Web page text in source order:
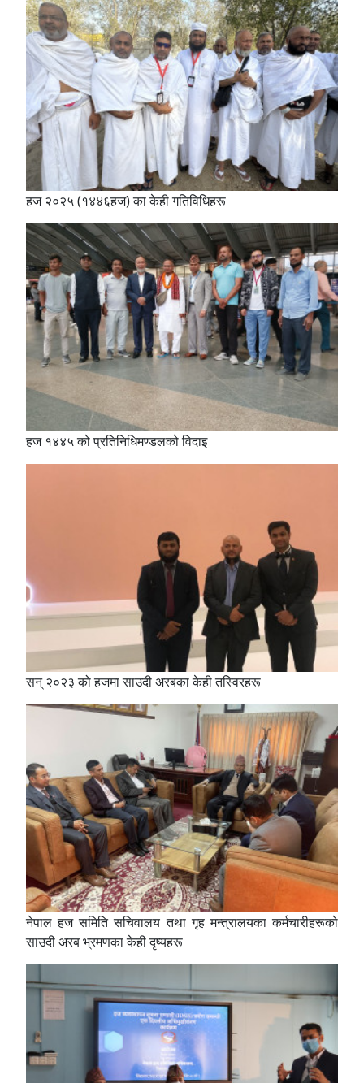
हज २०२५ (१४४६हज) का केही गतिविधिहरू
हज १४४५ को प्रतिनिधिमण्डलको विदाइ
सन् २०२३ को हजमा साउदी अरबका केही तस्विरहरू
नेपाल हज समिति सचिवालय तथा गृह मन्त्रालयका कर्मचारीहरूको
साउदी अरब भ्रमणका केही दृष्यहरू